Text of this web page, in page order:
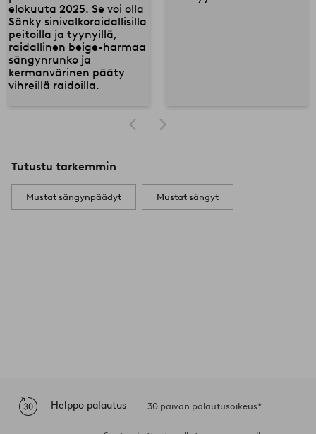
Tutustu tarkemmin
Mustat sängynpäädyt Mustat sängyt
Helppo palautus 30 päivän palautusoikeus*